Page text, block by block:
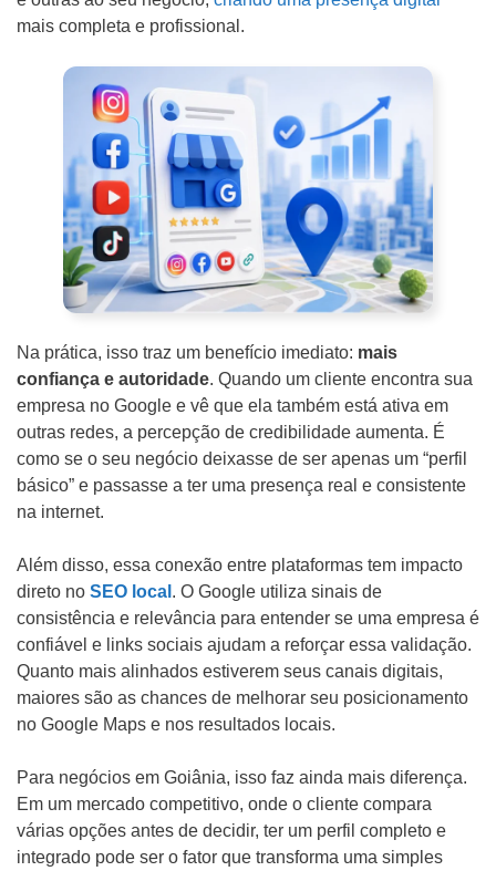
mais completa e profissional.
Na prática, isso traz um benefício imediato: mais
confiança e autoridade. Quando um cliente encontra sua
empresa no Google e vê que ela também está ativa em
outras redes, a percepção de credibilidade aumenta. É
como se o seu negócio deixasse de ser apenas um “perfil
básico” e passasse a ter uma presença real e consistente
na internet.
Além disso, essa conexão entre plataformas tem impacto
direto no SEO local . O Google utiliza sinais de
consistência e relevância para entender se uma empresa é
confiável e links sociais ajudam a reforçar essa validação.
Quanto mais alinhados estiverem seus canais digitais,
maiores são as chances de melhorar seu posicionamento
no Google Maps e nos resultados locais.
Para negócios em Goiânia, isso faz ainda mais diferença.
Em um mercado competitivo, onde o cliente compara
várias opções antes de decidir, ter um perfil completo e
integrado pode ser o fator que transforma uma simples
r
s
a
o
u
s
a
b
e
n
d
o
e
n
ó
s
?
Criação de Loja Virtual
SEO (Ranking no Google)
Videos Animados
Marketing Digital
Mídias Sociais
Outros
D
e
t
a
l
e
s
d
o
P
o
j
e
ENVIAR
WHATSAPP: (62) 99168 - 8014